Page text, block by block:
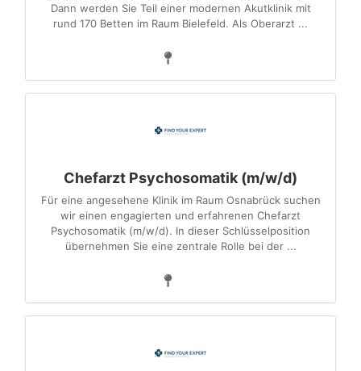
Dann werden Sie Teil einer modernen Akutklinik mit
rund 170 Betten im Raum Bielefeld. Als Oberarzt ...
Chefarzt Psychosomatik (m/w/d)
Für eine angesehene Klinik im Raum Osnabrück suchen
wir einen engagierten und erfahrenen Chefarzt
Psychosomatik (m/w/d). In dieser Schlüsselposition
übernehmen Sie eine zentrale Rolle bei der ...